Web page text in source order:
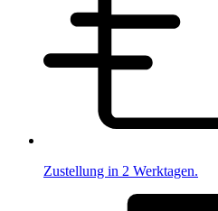
Zustellung in 2 Werktagen.